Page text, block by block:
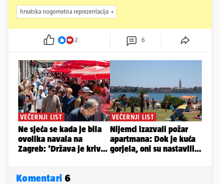
hrvatska nogometna reprezentacija
2 6
Komentari 6